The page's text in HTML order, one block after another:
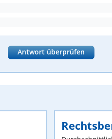
Antwort überprüfen